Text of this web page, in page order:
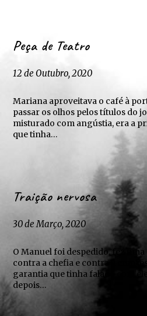
Peça de Teatro
12 de Outubro, 2020
Mariana aproveitava o café à
passar os olhos pelos títulos do
misturado com angústia, era a
que tinha…
Traição nervosa
30 de Março, 2020
O Manuel foi despedido, fez uma
contra a chefia e contra a
garantia que tinha falado com
depois…